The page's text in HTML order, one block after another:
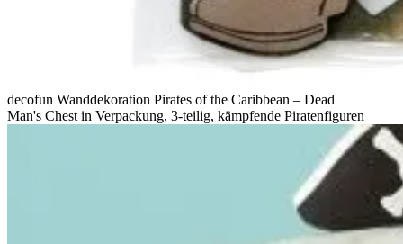
decofun Wanddekoration Pirates of the Caribbean – Dead
Man's Chest in Verpackung, 3-teilig, kämpfende Piratenfiguren